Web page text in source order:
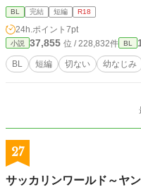
BL 完結 短編 R18
24h.ポイント 7pt
小説 37,855 位 / 228,832件 BL
BL 短編 切ない 幼なじみ
27
サッカリンワールド～ヤ